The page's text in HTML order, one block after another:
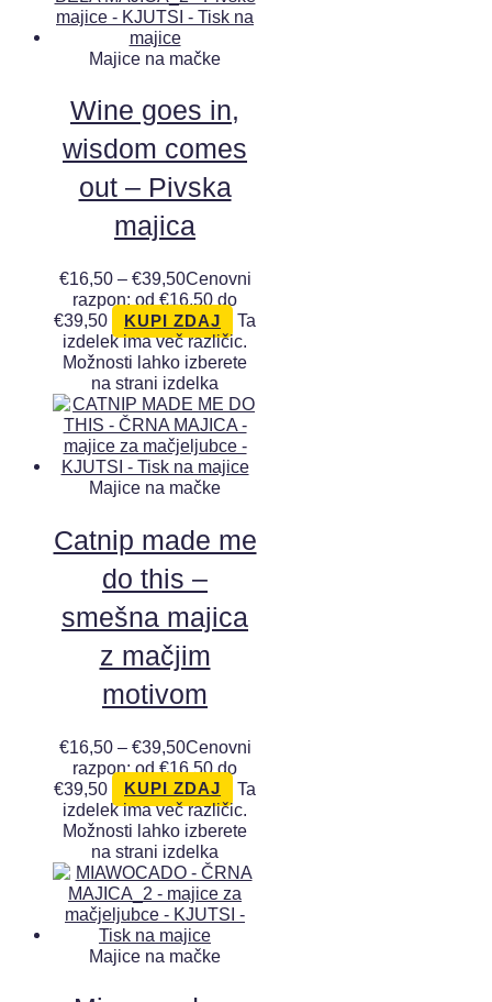
Majice na mačke
Wine goes in,
wisdom comes
out – Pivska
majica
€16,50 – €39,50Cenovni
razpon: od €16,50 do
€39,50
KUPI ZDAJ
Ta
izdelek ima več različic.
Možnosti lahko izberete
na strani izdelka
Majice na mačke
Catnip made me
do this –
smešna majica
z mačjim
motivom
€16,50 – €39,50Cenovni
razpon: od €16,50 do
€39,50
KUPI ZDAJ
Ta
izdelek ima več različic.
Možnosti lahko izberete
na strani izdelka
Majice na mačke